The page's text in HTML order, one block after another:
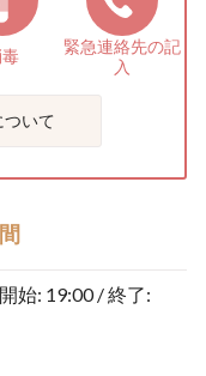
緊急連絡先の記
入
いて
始: 19:00 / 終了: